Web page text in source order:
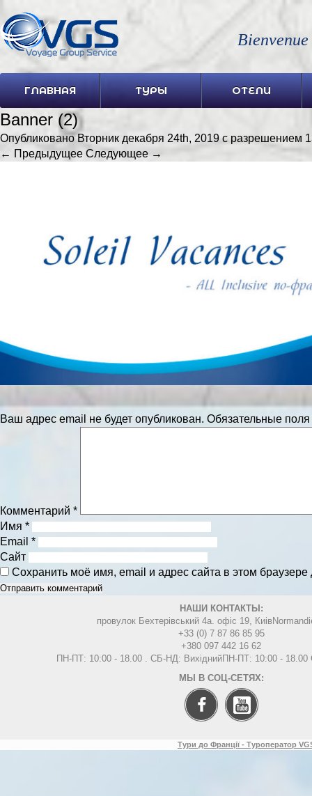
ГЛАВНАЯ ТУРЫ ОТЕЛИ
Banner (2)
ОпубликованоВторник декабря 24th, 2019с разрешением
← Предыдущее Следующее →
Ваш адрес email не будет опубликован. Обязательные
Комментарий *
Имя *
Email *
Сайт
Сохранить моё имя, email и адрес сайта в этом
НАШИ КОНТАКТЫ:
провулок Бехтерівський 4а. офіс 19, Киів
+33 (0) 7 87 86 85 95
+380 097 442 16 62
ПН-ПТ: 10:00 - 18.00 . СБ-НД: ВихіднийПН-ПТ: 10:00 -
МЫ В СОЦ-СЕТЯХ:
Тури до Франції - Туроператор